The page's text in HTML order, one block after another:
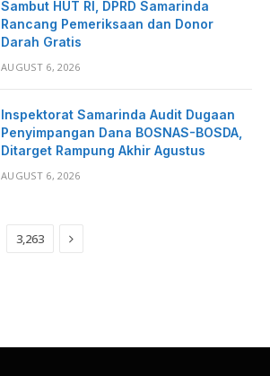
Sambut HUT RI, DPRD Samarinda
Rancang Pemeriksaan dan Donor
Darah Gratis
AUGUST 6, 2026
Inspektorat Samarinda Audit Dugaan
Penyimpangan Dana BOSNAS-BOSDA,
Ditarget Rampung Akhir Agustus
AUGUST 6, 2026
3,263 Next